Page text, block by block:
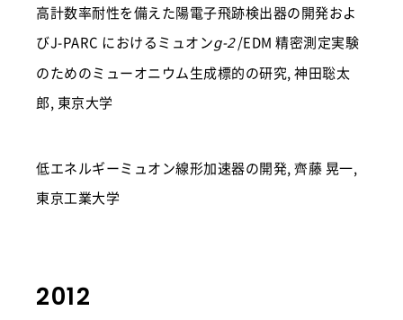
高計数率耐性を備えた陽電子飛跡検出器の開発およ
びJ-PARC におけるミュオンg-2 /EDM 精密測定実験
のためのミューオニウム生成標的の研究, 神田聡太
郎, 東京大学
低エネルギーミュオン線形加速器の開発, 齊藤 晃一,
東京工業大学
2012